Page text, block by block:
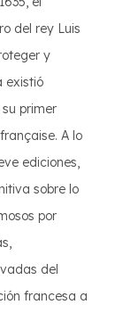
del rey Luis
y
existió
primer
A lo
ediciones,
sobre lo
por
del
francesa a